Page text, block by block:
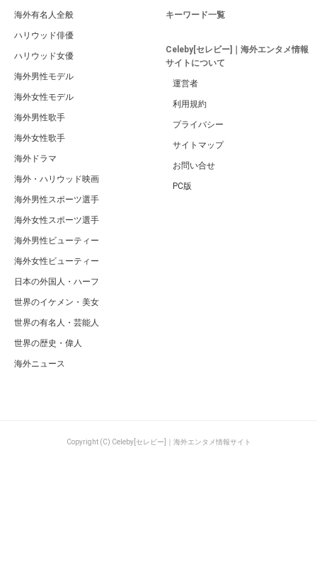
海外有名人全般
ハリウッド俳優
ハリウッド女優
海外男性モデル
海外女性モデル
海外男性歌手
海外女性歌手
海外ドラマ
海外・ハリウッド映画
海外男性スポーツ選手
海外女性スポーツ選手
海外男性ビューティー
海外女性ビューティー
日本の外国人・ハーフ
世界のイケメン・美女
世界の有名人・芸能人
世界の歴史・偉人
海外ニュース
キーワード一覧
Celeby[セレビー]｜海外エンタメ情報
サイトについて
運営者
利用規約
プライバシー
サイトマップ
お問い合せ
PC版
Copyright (C) Celeby[セレビー]｜海外エンタメ情報サイト